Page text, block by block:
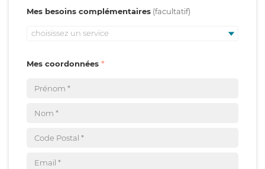
Mes besoins complémentaires
choisissez un service
Mes coordonnées